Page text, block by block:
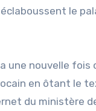
le
a une nouvelle fois
en ôtant le
du ministère